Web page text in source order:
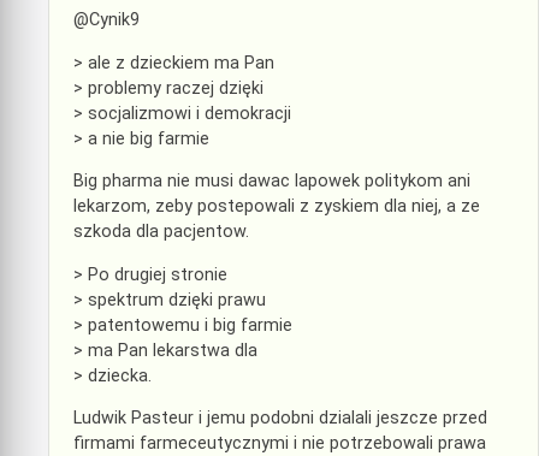
@Cynik9
> ale z dzieckiem ma Pan
> problemy raczej dzięki
> socjalizmowi i demokracji
> a nie big farmie
Big pharma nie musi dawac lapowek politykom ani
lekarzom, zeby postepowali z zyskiem dla niej, a ze
szkoda dla pacjentow.
> Po drugiej stronie
> spektrum dzięki prawu
> patentowemu i big farmie
> ma Pan lekarstwa dla
> dziecka.
Ludwik Pasteur i jemu podobni dzialali jeszcze przed
firmami farmeceutycznymi i nie potrzebowali prawa